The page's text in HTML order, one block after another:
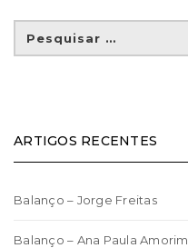
ARTIGOS RECENTES
Balanço – Jorge Freitas
Balanço – Ana Paula Amorim